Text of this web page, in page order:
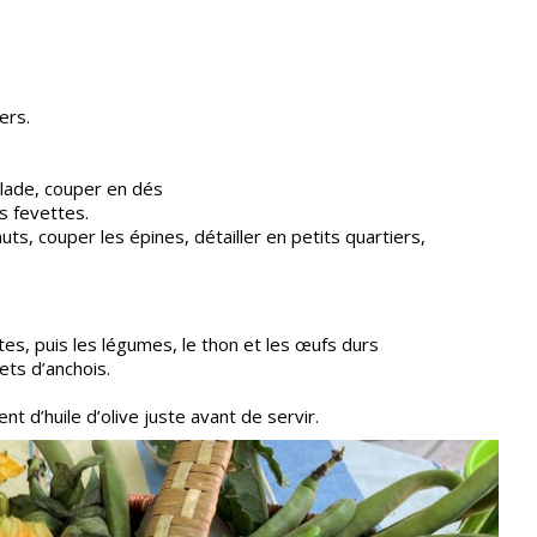
couper en dés
fevettes.
couper les épines, détailler en petits quartiers,
puis les légumes, le thon et les œufs durs
d’anchois.
d’huile d’olive juste avant de servir.